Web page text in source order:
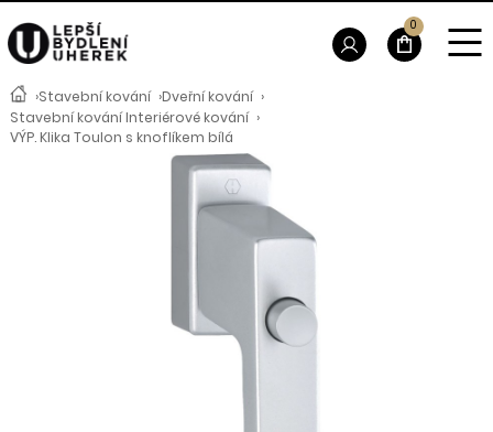
›Stavební kování ›Dveřní kování ›
Stavební kování Interiérové kování ›
VÝP. Klika Toulon s knoflíkem bílá
0